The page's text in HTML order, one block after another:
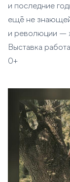
и последние
ещё не
и революции —
Выставка
0+